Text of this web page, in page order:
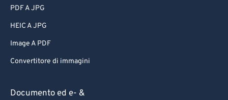
PDF A JPG
HEIC A JPG
Image A PDF
Convertitore di immagini
Documento ed e- &